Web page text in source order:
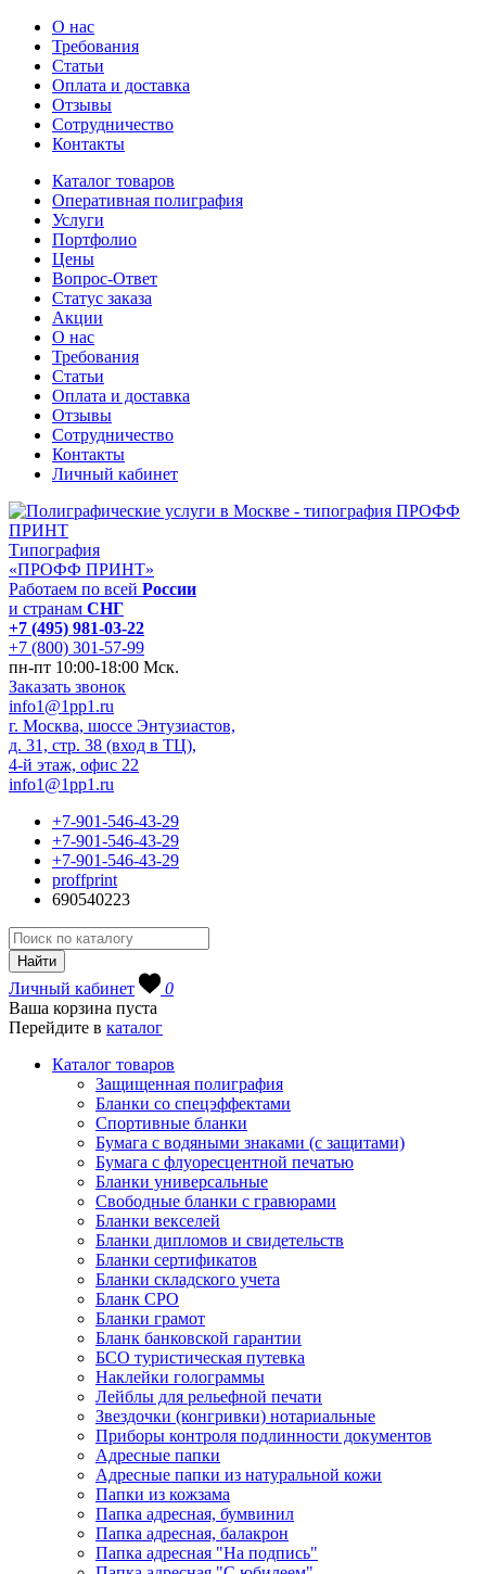
О нас
Требования
Статьи
Оплата и доставка
Отзывы
Сотрудничество
Контакты
Каталог товаров
Оперативная полиграфия
Услуги
Портфолио
Цены
Вопрос-Ответ
Статус заказа
Акции
О нас
Требования
Статьи
Оплата и доставка
Отзывы
Сотрудничество
Контакты
Личный кабинет
Типография
«ПРОФФ ПРИНТ»
Работаем по всей России
и странам СНГ
+7 (495) 981-03-22
+7 (800) 301-57-99
пн-пт 10:00-18:00 Мск.
Заказать звонок
info1@1pp1.ru
г. Москва, шоссе Энтузиастов,
д. 31, стр. 38 (вход в ТЦ),
4-й этаж, офис 22
info1@1pp1.ru
+7-901-546-43-29
+7-901-546-43-29
+7-901-546-43-29
proffprint
690540223
Личный кабинет
0
Ваша корзина пуста
Перейдите в каталог
Каталог товаров
Защищенная полиграфия
Бланки со спецэффектами
Спортивные бланки
Бумага с водяными знаками (с защитами)
Бумага с флуоресцентной печатью
Бланки универсальные
Свободные бланки с гравюрами
Бланки векселей
Бланки дипломов и свидетельств
Бланки сертификатов
Бланки складского учета
Бланк СРО
Бланки грамот
Бланк банковской гарантии
БСО туристическая путевка
Наклейки голограммы
Лейблы для рельефной печати
Звездочки (конгривки) нотариальные
Приборы контроля подлинности документов
Адресные папки
Адресные папки из натуральной кожи
Папки из кожзама
Папка адресная, бумвинил
Папка адресная, балакрон
Папка адресная "На подпись"